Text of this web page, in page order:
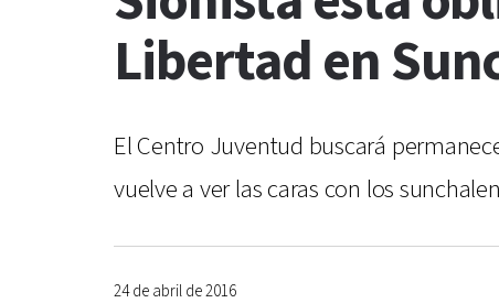
Libertad en
El Centro Juventud buscará
vuelve a ver las caras con los
24 de abril de 2016